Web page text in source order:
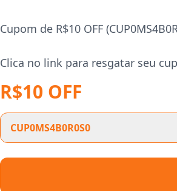
Cupom de R$10 OFF
Clica no link para resgatar seu
R$10 OFF
CUP0MS4B0R0S0